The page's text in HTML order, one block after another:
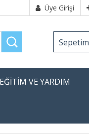
Üye Girişi
Sepetim
EĞİTİM VE YARDIM